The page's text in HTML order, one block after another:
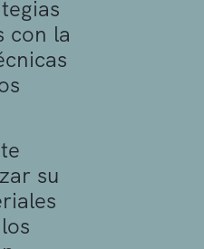
con la
su